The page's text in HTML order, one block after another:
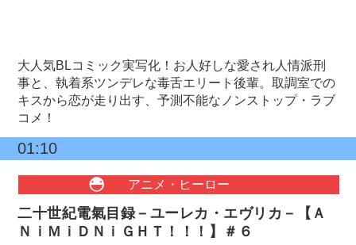
大人気BLコミック実写化！お人好しな愛され人情派刑
事と、執着系ツンデレな毒舌エリート後輩。取調室での
キスから恋が走り出す、予測不能なノンストップ・ラブ
コメ！
01:10
アニメ・ヒーロー
二十世紀電氣目録－ユーレカ・エヴリカ－【Ａ
ＮｉＭｉＤＮｉＧＨＴ！！！】＃６